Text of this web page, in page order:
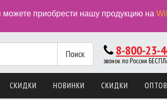
можете приобрести нашу продукцию на
Поиск 8-800-23-
звонок по России
СКИДКИ НОВИНКИ СКИДКИ